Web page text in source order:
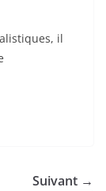
il
Suivant →